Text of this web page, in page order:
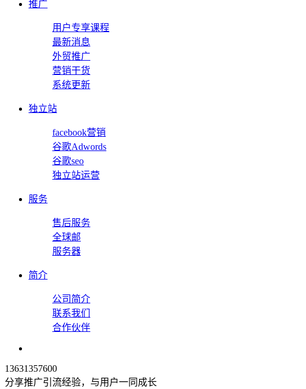
推广
用户专享课程
最新消息
外贸推广
营销干货
系统更新
独立站
facebook营销
谷歌Adwords
谷歌seo
独立站运营
服务
售后服务
全球邮
服务器
简介
公司简介
联系我们
合作伙伴
13631357600
分享推广引流经验，与用户一同成长